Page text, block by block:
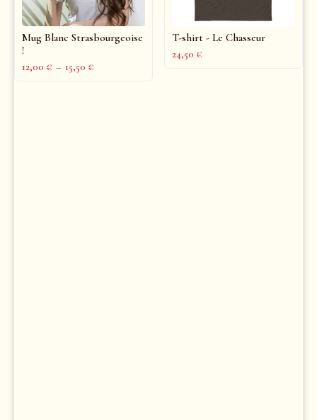
Mug Blanc Strasbourgeoise
!
12,00 € – 15,50 €
T-shirt - Le Chasseur
24,50 €